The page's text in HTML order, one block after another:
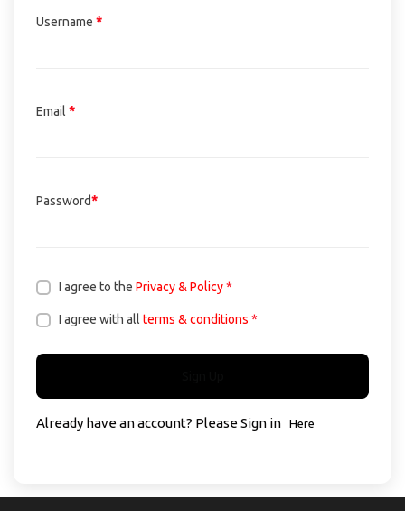
Username *
Email *
Password*
I agree to the Privacy & Policy*
I agree with all terms & conditions *
Already have an account? Please Sign in Here